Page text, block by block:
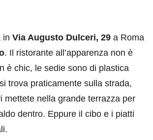
in Via Augusto Dulceri, 29 a Roma
. Il ristorante all’apparenza non è
è chic, le sedie sono di plastica
trova praticamente sulla strada,
mettete nella grande terrazza per
dentro. Eppure il cibo e i piatti